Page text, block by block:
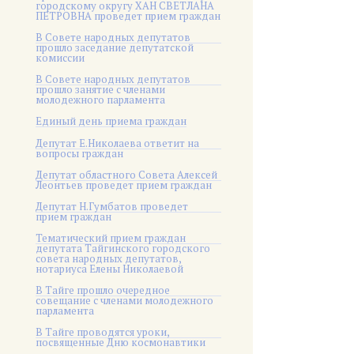
городскому округу ХАН СВЕТЛАНА
ПЕТРОВНА проведет прием граждан
В Совете народных депутатов
прошло заседание депутатской
комиссии
В Совете народных депутатов
прошло занятие с членами
молодежного парламента
Единый день приема граждан
Депутат Е.Николаева ответит на
вопросы граждан
Депутат областного Совета Алексей
Леонтьев проведет прием граждан
Депутат Н.Гумбатов проведет
прием граждан
Тематический прием граждан
депутата Тайгинского городского
совета народных депутатов,
нотариуса Елены Николаевой
В Тайге прошло очередное
совещание с членами молодежного
парламента
В Тайге проводятся уроки,
посвященные Дню космонавтики